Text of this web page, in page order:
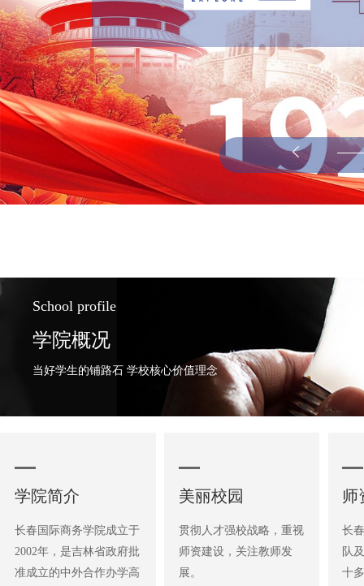
School profile
学院概况
当好学生的铺路石 学校核心价值理念
学院简介
长春国际商务学院成立于
2002年，是吉林省政府批
准成立的中外合作办学高
美丽校园
贯彻人才强校战略，重视
师资建设，关注教师发
展。
师
长
队
十